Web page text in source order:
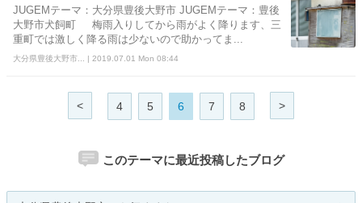
JUGEMテーマ：大分県豊後大野市 JUGEMテーマ：豊後
大野市犬飼町 梅雨入りしてから雨がよく降ります、三
重町では激しく降る雨は少ないので助かってま...
大分県豊後大野市... | 2019.07.01 Mon 08:44
< 4 5 6 7 8 >
このテーマに最近投稿したブログ